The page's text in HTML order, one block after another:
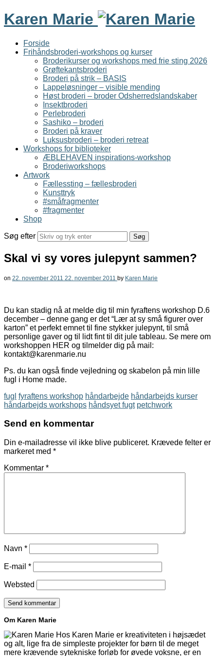
Karen Marie
Forside
Frihåndsbroderi-workshops og kurser
Broderikurser og workshops med frie sting 2026
Grøftekantsbroderi
Broderi på strik – BASIS
Lappeløsninger – visible mending
Høst broderi – broder Odsherredslandskaber
Insektbroderi
Perlebroderi
Sashiko – broderi
Broderi på kraver
Luksusbroderi – broderi retreat
Workshops for biblioteker
ÆBLEHAVEN inspirations-workshop
Broderiworkshops
Artwork
Fællessting – fællesbroderi
Kunsttryk
#småfragmenter
#fragmenter
Shop
Søg efter
Skal vi sy vores julepynt sammen?
on 22. november 2011 22. november 2011 by Karen Marie
Du kan stadig nå at melde dig til min fyraftens workshop D.6
december – denne gang er det “Lær at sy små figurer over
karton” et perfekt emnet til fine stykker julepynt, til små
personlige gaver og til lidt fint til dit jule tableau. Se mere om
workshoppen HER og tilmelder dig på mail:
kontakt@karenmarie.nu
Ps. du kan også finde vejledning og skabelon på min lille
fugl i Home made.
fugl fyraftens workshop håndarbejde håndarbejds kurser
håndarbejds workshops håndsyet fugt petchwork
Send en kommentar
Din e-mailadresse vil ikke blive publiceret. Krævede felter er
markeret med *
Kommentar *
Navn *
E-mail *
Websted
Om Karen Marie
Hos Karen Marie er kreativiteten i højsædet
og alt, lige fra de simpleste projekter for børn til de meget
mere krævende sytekniske forløb for øvede voksne, er en